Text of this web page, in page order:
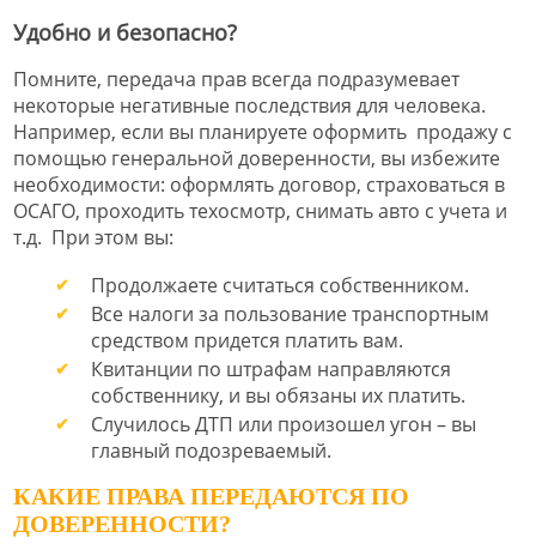
Удобно и безопасно?
Помните, передача прав всегда подразумевает
некоторые негативные последствия для человека.
Например, если вы планируете оформить продажу с
помощью генеральной доверенности, вы избежите
необходимости: оформлять договор, страховаться в
ОСАГО, проходить техосмотр, снимать авто с учета и
т.д. При этом вы:
Продолжаете считаться собственником.
Все налоги за пользование транспортным
средством придется платить вам.
Квитанции по штрафам направляются
собственнику, и вы обязаны их платить.
Случилось ДТП или произошел угон – вы
главный подозреваемый.
КАКИЕ ПРАВА ПЕРЕДАЮТСЯ ПО
ДОВЕРЕННОСТИ?